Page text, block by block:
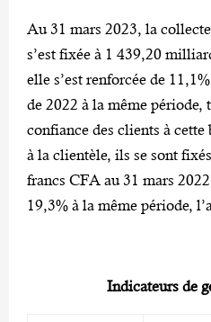
Au 31 mars 2023, la
s’est fixée à 1 439,20
elle s’est renforcée de
de 2022 à la même période,
confiance des clients à
à la clientèle, ils se sont
francs CFA au 31 mars
19,3% à la même période,
Indicateurs de